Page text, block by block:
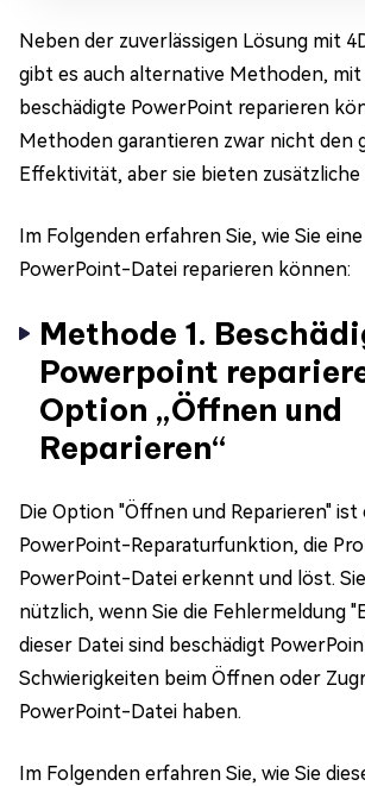
Neben der zuverlässigen Lösung mit
gibt es auch alternative Methoden, mit
beschädigte PowerPoint reparieren
Methoden garantieren zwar nicht den
Effektivität, aber sie bieten
Im Folgenden erfahren Sie, wie Sie
PowerPoint-Datei reparieren können:
Methode 1.
Powerpoint
Option „Öffnen und
Reparieren“
Die Option "Öffnen und Reparieren" ist
PowerPoint-Reparaturfunktion, die
PowerPoint-Datei erkennt und löst.
nützlich, wenn Sie die Fehlermeldung
dieser Datei sind beschädigt
Schwierigkeiten beim Öffnen oder
PowerPoint-Datei haben.
Im Folgenden erfahren Sie, wie Sie